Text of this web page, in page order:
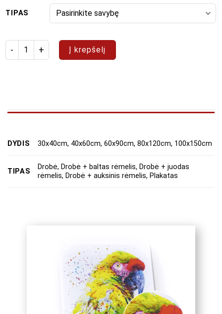
TIPAS
produkto kiekis: Paveikslas "Abstraktas 11"
Į krepšelį
DYDIS 30x40cm, 40x60cm, 60x90cm, 80x120cm, 100x150cm
TIPAS
Drobė, Drobė + baltas rėmelis, Drobė + juodas
rėmelis, Drobė + auksinis rėmelis, Plakatas